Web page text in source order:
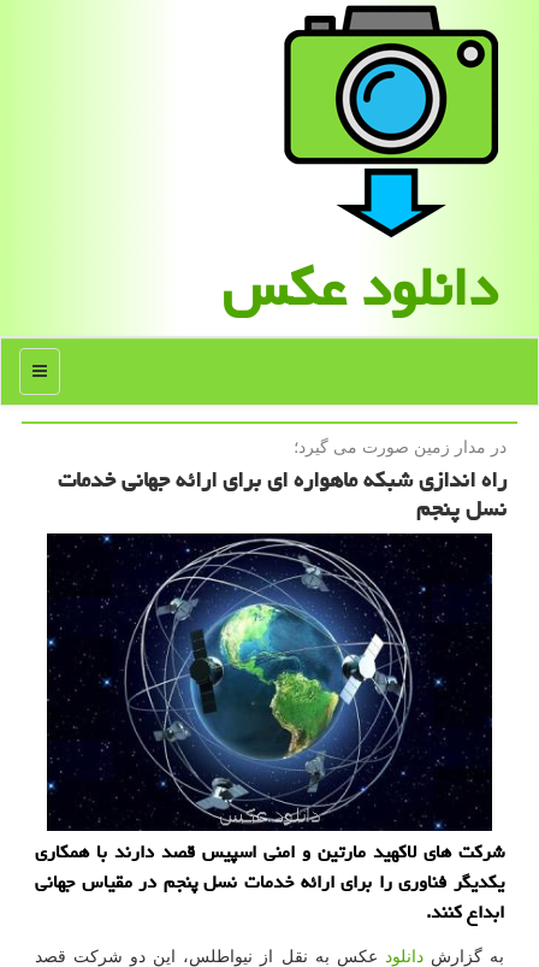
دانلود عكس
منو
در مدار زمین صورت می گیرد؛
راه اندازی شبكه ماهواره ای برای ارائه جهانی خدمات
نسل پنجم
شرکت های لاکهید مارتین و امنی اسپیس قصد دارند با همکاری
یکدیگر فناوری را برای ارائه خدمات نسل پنجم در مقیاس جهانی
ابداع کنند.
به گزارشدانلود عکس به نقل از نیواطلس، این دو شرکت قصد